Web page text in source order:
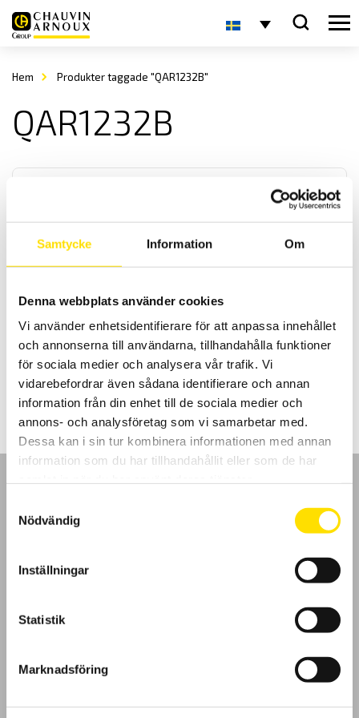
Samtycke Information Om
Denna webbplats använder cookies
Vi använder enhetsidentifierare för att anpassa innehållet
och annonserna till användarna, tillhandahålla funktioner
för sociala medier och analysera vår trafik. Vi
vidarebefordrar även sådana identifierare och annan
information från din enhet till de sociala medier och
annons- och analysföretag som vi samarbetar med.
Dessa kan i sin tur kombinera informationen med annan
information som du har tillhandahållit eller som de har
Nödvändig
Inställningar
Statistik
Marknadsföring
Hem Produkter taggade "QAR1232B"
QAR1232B
funktion är viktiga. De har inga programmerbara digitala
komponenter, konfigurering görs på förfrågan.
LÄS MER
Kundundersökning